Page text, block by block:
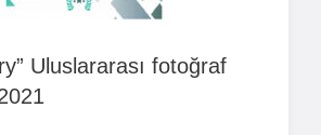
Uluslararası fotoğraf